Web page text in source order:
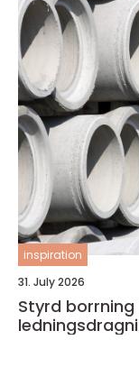
inspiration
31. July 2026
Styrd borrning effektiv och skonsam